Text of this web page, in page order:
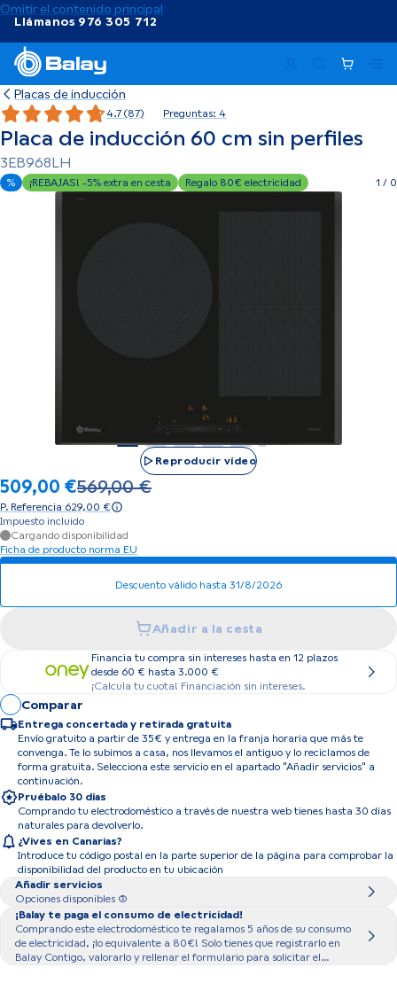
Omitir el contenido principal
Llámanos 976 305 712
Placas de inducción
Placa de inducción 60 cm sin perfiles
3EB968LH
4.7 (87) Preguntas: 4
% ¡REBAJAS! -5% extra en cesta Regalo 80€ electricidad 1 / 0
Reproducir vídeo
509,00 €Precio anterior 569,00 €
569,00 €
P. Referencia 629,00 €
Impuesto incluido
Cargando disponibilidad
Ficha de producto norma EU
Descuento válido hasta 31/8/2026
Añadir a la cesta
Financia tu compra sin intereses hasta en 12 plazos
desde 60 € hasta 3.000 €
¡Calcula tu cuota! Financiación sin intereses.
Comparar
Entrega concertada y retirada gratuita
Envío gratuito a partir de 35€ y entrega en la franja horaria que más te
convenga. Te lo subimos a casa, nos llevamos el antiguo y lo reciclamos de
forma gratuita. Selecciona este servicio en el apartado "Añadir servicios" a
continuación.
Pruébalo 30 días
Comprando tu electrodoméstico a través de nuestra web tienes hasta 30 días
naturales para devolverlo.
¿Vives en Canarias?
Introduce tu código postal en la parte superior de la página para comprobar la
disponibilidad del producto en tu ubicación
Añadir servicios
Opciones disponibles (3)
¡Balay te paga el consumo de electricidad!
Comprando este electrodoméstico te regalamos 5 años de su consumo
de electricidad, ¡lo equivalente a 80€! Solo tienes que registrarlo en
Balay Contigo, valorarlo y rellenar el formulario para solicitar el